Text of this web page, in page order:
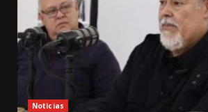
Noticias